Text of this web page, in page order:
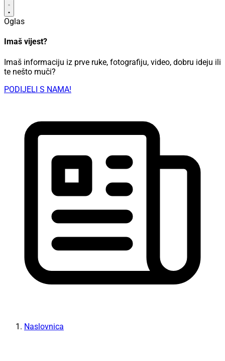
Oglas
Imaš vijest?
Imaš informaciju iz prve ruke, fotografiju, video, dobru ideju ili
te nešto muči?
PODIJELI S NAMA!
Naslovnica